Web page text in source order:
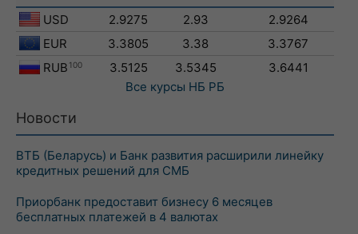
USD 2.9275 2.93
2.9264
EUR
3.3805 3.38
3.3767
RUB 100 3.5125 3.5345
3.6441
Все курсы НБ РБ
Новости
ВТБ (Беларусь) и Банк развития расширили линейку
кредитных решений для СМБ
Приорбанк предоставит бизнесу 6 месяцев
бесплатных платежей в 4 валютах